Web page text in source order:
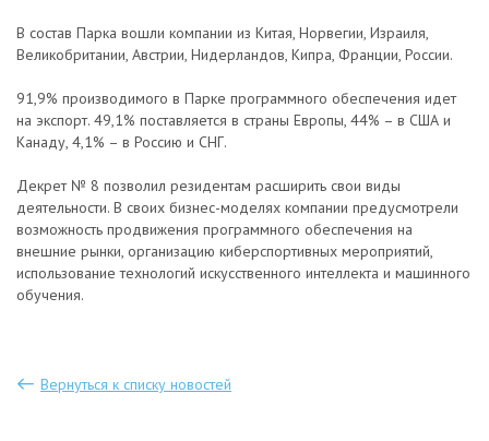
В состав Парка вошли компании из Китая, Норвегии, Израиля,
Великобритании, Австрии, Нидерландов, Кипра, Франции, России.
91,9% производимого в Парке программного обеспечения идет
на экспорт. 49,1% поставляется в страны Европы, 44% – в США и
Канаду, 4,1% – в Россию и СНГ.
Декрет № 8 позволил резидентам расширить свои виды
деятельности. В своих бизнес-моделях компании предусмотрели
возможность продвижения программного обеспечения на
внешние рынки, организацию киберспортивных мероприятий,
использование технологий искусственного интеллекта и машинного
обучения.
Вернуться к списку новостей